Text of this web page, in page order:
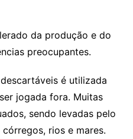
da produção e do
preocupantes.
é utilizada
jogada fora. Muitas
sendo levadas pelo
rios e mares.